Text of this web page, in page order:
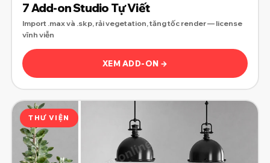
7 Add-on Studio Tự Viết
Import .max và .skp, rải vegetation, tăng tốc render — license
vĩnh viễn
XEM ADD-ON →
THƯ VIỆN